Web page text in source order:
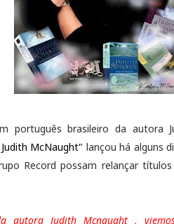
português brasileiro da autora
McNaught" lançou há alguns
Record possam relançar
autora Judith Mcnaught ,